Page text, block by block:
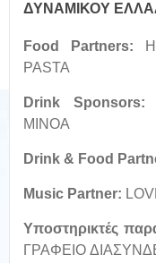
ΔΥΝΑΜΙΚΟΥ
Food Partners:
PASTA
Drink Sponsors:
ΜΙΝΟΑ
Drink & Food
Music Partner:
Υποστηρικτές
ΓΡΑΦΕΙΟ